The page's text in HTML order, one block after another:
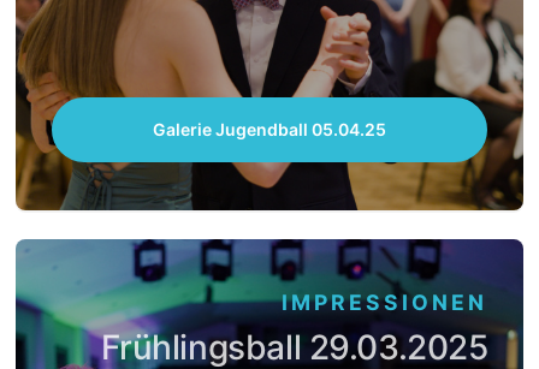
Galerie Jugendball 05.04.25
IMPRESSIONEN
Frühlingsball 29.03.2025